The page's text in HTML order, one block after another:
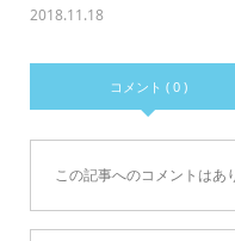
2018.11.18
コメント ( 0 )
この記事へのコメントはあ